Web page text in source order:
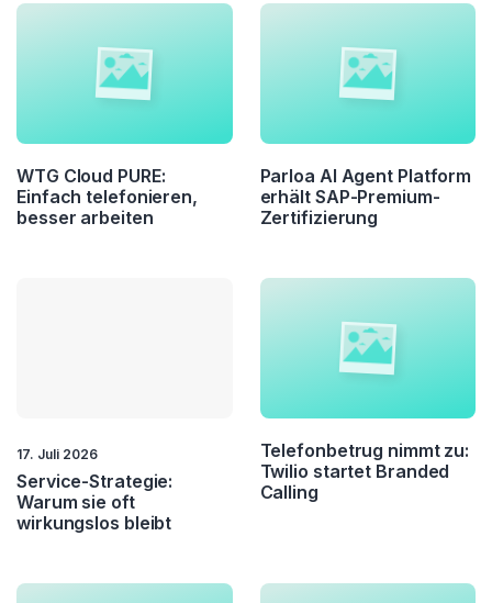
WTG Cloud PURE:
Einfach telefonieren,
besser arbeiten
Parloa AI Agent Platform
erhält SAP-Premium-
Zertifizierung
17. Juli 2026
Service-Strategie:
Warum sie oft
wirkungslos bleibt
Telefonbetrug nimmt zu:
Twilio startet Branded
Calling